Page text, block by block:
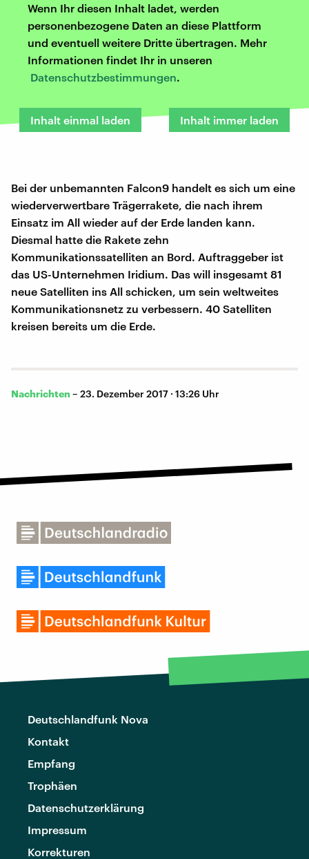
Wenn Ihr diesen Inhalt ladet, werden
personenbezogene Daten an diese Plattform
und eventuell weitere Dritte übertragen. Mehr
Informationen findet Ihr in unseren
Datenschutzbestimmungen.
Inhalt einmal laden Inhalt immer laden
Bei der unbemannten Falcon9 handelt es sich um eine
wiederverwertbare Trägerrakete, die nach ihrem
Einsatz im All wieder auf der Erde landen kann.
Diesmal hatte die Rakete zehn
Kommunikationssatelliten an Bord. Auftraggeber ist
das US-Unternehmen Iridium. Das will insgesamt 81
neue Satelliten ins All schicken, um sein weltweites
Kommunikationsnetz zu verbessern. 40 Satelliten
kreisen bereits um die Erde.
Nachrichten – 23. Dezember 2017 · 13:26 Uhr
Deutschlandfunk Nova
Kontakt
Empfang
Trophäen
Datenschutzerklärung
Impressum
Korrekturen